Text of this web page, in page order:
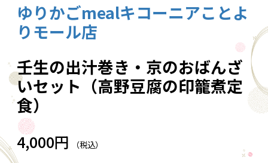
1
ゆりかごmealキコーニアことよ
りモール店
壬生の出汁巻き・京のおばんざ
いセット（高野豆腐の印籠煮定
食）
4,000円 （税込）